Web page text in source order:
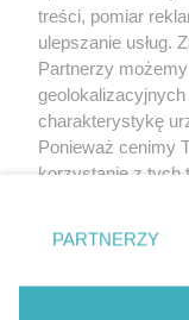
treści, pomiar
ulepszanie usług.
Partnerzy
charakterystykę
Ponieważ cenimy
korzystanie z tych
zmienić/wycofać
znajdujący się w
rodzaje
użytkownika, ale
PARTNERZY